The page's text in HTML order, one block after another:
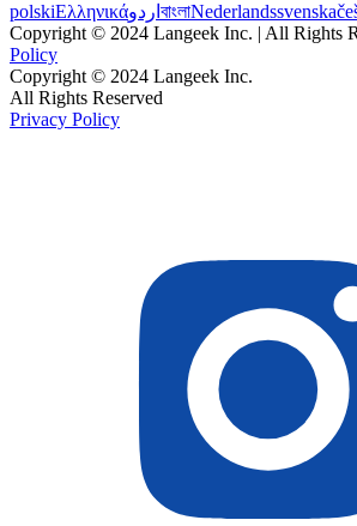
polskiΕλληνικάاردو বাংলাNederlandssvenska
Copyright © 2024 Langeek Inc. | All Rights
Policy
Copyright © 2024 Langeek Inc.
All Rights Reserved
Privacy Policy